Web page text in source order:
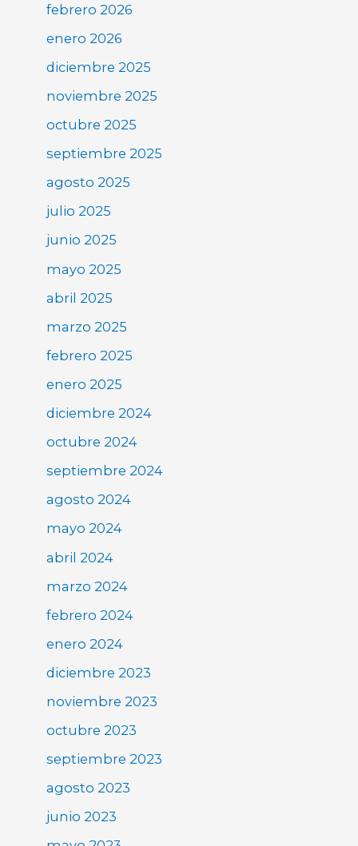
febrero 2026
enero 2026
diciembre 2025
noviembre 2025
octubre 2025
septiembre 2025
agosto 2025
julio 2025
junio 2025
mayo 2025
abril 2025
marzo 2025
febrero 2025
enero 2025
diciembre 2024
octubre 2024
septiembre 2024
agosto 2024
mayo 2024
abril 2024
marzo 2024
febrero 2024
enero 2024
diciembre 2023
noviembre 2023
octubre 2023
septiembre 2023
agosto 2023
junio 2023